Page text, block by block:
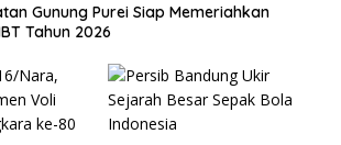
Gunung Purei Siap Memeriahkan
Tahun 2026